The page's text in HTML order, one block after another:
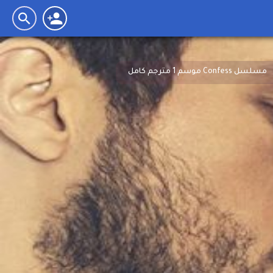
مسلسل Confess موسم 1 مترجم كامل